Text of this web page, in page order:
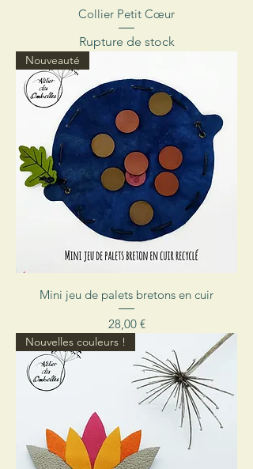
Collier Petit Cœur
Rupture de stock
Nouveauté
Mini jeu de palets bretons en cuir
Prix
28,00 €
Nouvelles couleurs !